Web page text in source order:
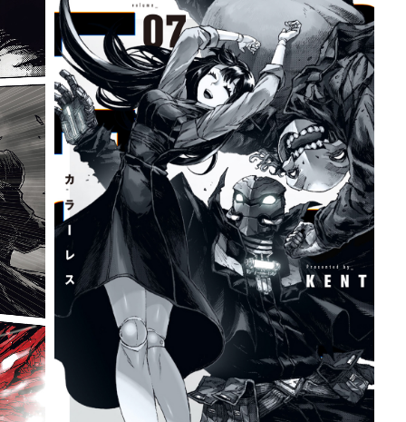
詳細ページへのリンク